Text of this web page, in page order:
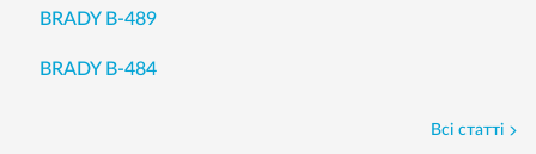
BRADY B-489
BRADY B-484
Всі статті